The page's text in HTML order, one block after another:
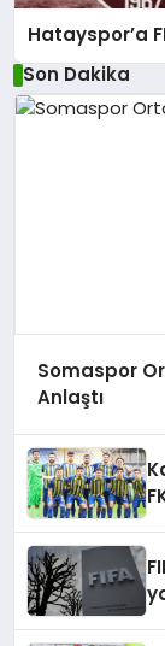
Hatayspor’a
Son Dakika
Somaspor
Anlaştı